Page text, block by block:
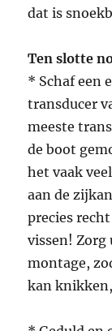
dat is
Ten slotte
* Schaf een
transducer
meeste
de boot
het vaak
aan de
precies
vissen! Zorg
montage,
kan